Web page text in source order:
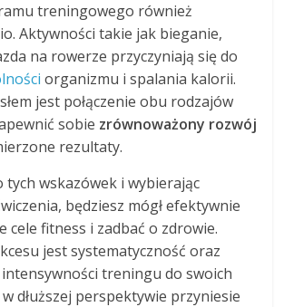
treningowego również
Aktywności takie jak bieganie,
na rowerze przyczyniają się do
organizmu i spalania kalorii.
jest połączenie obu rodzajów
sobie zrównoważony rozwój
rezultaty.
tych wskazówek i wybierając
będziesz mógł efektywnie
cele fitness i zadbać o zdrowie.
jest systematyczność oraz
treningu do swoich
dłuższej perspektywie przyniesie